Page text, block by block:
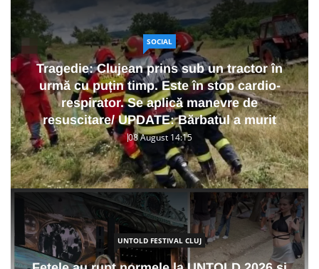
SOCIAL
Tragedie: Clujean prins sub un tractor în
urmă cu puțin timp. Este în stop cardio-
respirator. Se aplică manevre de
resuscitare/ UPDATE: Bărbatul a murit
08 August 14:15
UNTOLD FESTIVAL CLUJ